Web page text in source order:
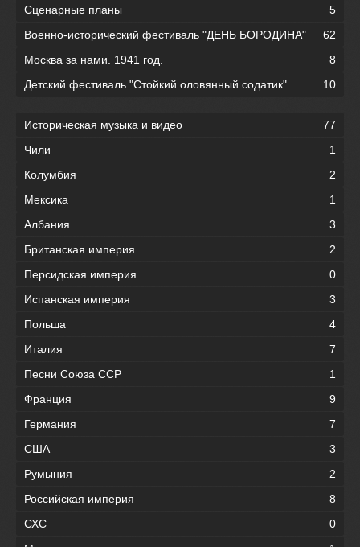
Сценарные планы
5
Военно-исторический фестиваль "ДЕНЬ БОРОДИНА"
62
Москва за нами. 1941 год.
8
Детский фестиваль "Стойкий оловянный содатик"
10
Историческая музыка и видео
77
Чили
1
Колумбия
2
Мексика
1
Албания
3
Британская империя
2
Персидская империя
0
Испанская империя
3
Польша
4
Италия
7
Песни Союза ССР
1
Франция
9
Германия
7
США
3
Румыния
2
Российская империя
8
СХС
0